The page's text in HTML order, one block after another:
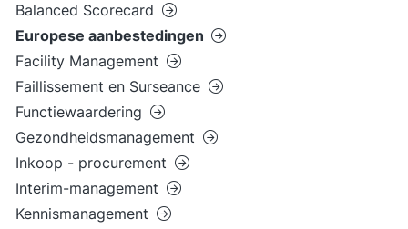
Balanced Scorecard
Europese aanbestedingen
Facility Management
Faillissement en Surseance
Functiewaardering
Gezondheidsmanagement
Inkoop - procurement
Interim-management
Kennismanagement